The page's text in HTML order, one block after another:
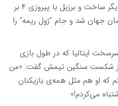
جرسون در دقیقه ۶۶، پله دو گل دیگر ساخت و برزیل با پیروزى ۴ بر
جهان شد و جام "ژول ریمه" را
سرسخت ایتالیا که در طول بازى
از شکست سنگین تیمش گفت: «من
که او هم مثل همه‌ی بازیکنان
می‌کردم!»